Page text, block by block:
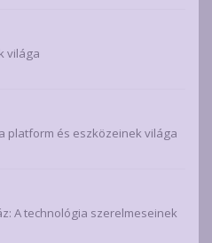
világa
platform és eszközeinek világa
A technológia szerelmeseinek